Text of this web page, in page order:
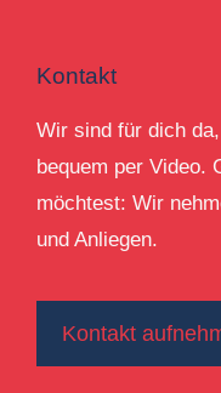
Kontakt
Wir sind für dich
bequem per Video.
möchtest: Wir
und Anliegen.
Kontakt